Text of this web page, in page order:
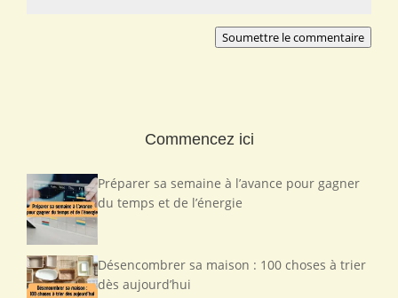
Soumettre le commentaire
Commencez ici
Préparer sa semaine à l’avance pour gagner
du temps et de l’énergie
Désencombrer sa maison : 100 choses à trier
dès aujourd’hui